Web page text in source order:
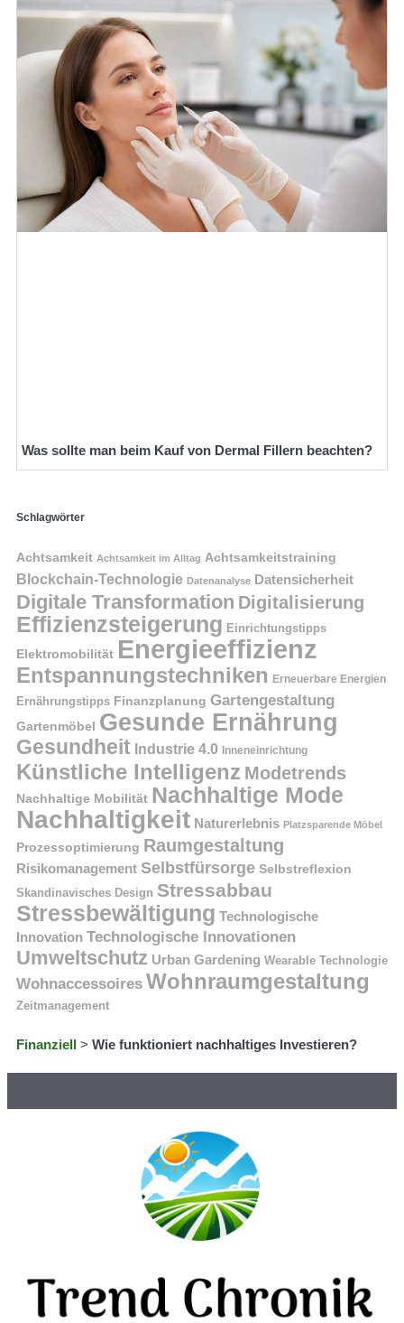
Was sollte man beim Kauf von Dermal Fillern beachten?
Schlagwörter
Achtsamkeit Achtsamkeit im Alltag Achtsamkeitstraining
Blockchain-Technologie Datenanalyse Datensicherheit
Digitale Transformation Digitalisierung
Effizienzsteigerung Einrichtungstipps
Elektromobilität Energieeffizienz
Entspannungstechniken Erneuerbare Energien
Ernährungstipps Finanzplanung Gartengestaltung
Gartenmöbel Gesunde Ernährung
Gesundheit Industrie 4.0 Inneneinrichtung
Künstliche Intelligenz Modetrends
Nachhaltige Mobilität Nachhaltige Mode
Nachhaltigkeit Naturerlebnis Platzsparende Möbel
Prozessoptimierung Raumgestaltung
Risikomanagement Selbstfürsorge Selbstreflexion
Skandinavisches Design Stressabbau
Stressbewältigung Technologische
Innovation Technologische Innovationen
Umweltschutz Urban Gardening Wearable Technologie
Wohnaccessoires Wohnraumgestaltung
Zeitmanagement
Finanziell > Wie funktioniert nachhaltiges Investieren?